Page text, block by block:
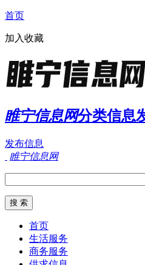
首页
加入收藏
睢宁信息网分类信息
发布信息
睢宁信息网
首页
生活服务
商务服务